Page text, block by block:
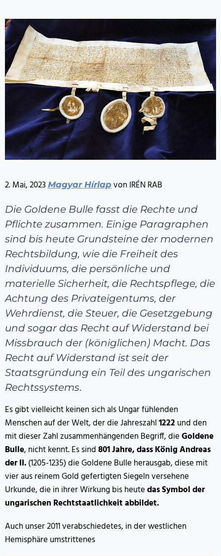
2. Mai, 2023 Magyar Hírlap von IRÉN RAB
Die Goldene Bulle fasst die Rechte und
Pflichte zusammen. Einige Paragraphen
sind bis heute Grundsteine der modernen
Rechtsbildung, wie die Freiheit des
Individuums, die persönliche und
materielle Sicherheit, die Rechtspflege, die
Achtung des Privateigentums, der
Wehrdienst, die Steuer, die Gesetzgebung
und sogar das Recht auf Widerstand bei
Missbrauch der (königlichen) Macht. Das
Recht auf Widerstand ist seit der
Staatsgründung ein Teil des ungarischen
Rechtssystems.
Es gibt vielleicht keinen sich als Ungar fühlenden
Menschen auf der Welt, der die Jahreszahl1222 und den
mit dieser Zahl zusammenhängenden Begriff, dieGoldene
Bulle, nicht kennt. Es sind801 Jahre, dass König Andreas
der II.(1205-1235) die Goldene Bulle herausgab, diese mit
vier aus reinem Gold gefertigten Siegeln versehene
Urkunde, die in ihrer Wirkung bis heutedas Symbol der
ungarischen Rechtstaatlichkeit abbildet.
Auch unser 2011 verabschiedetes, in der westlichen
Hemisphäre umstrittenes